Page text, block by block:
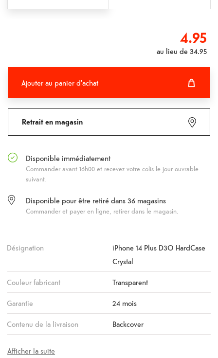
4.95
au lieu de34.95
Ajouter au panier d'achat
Retrait en magasin
Disponible immédiatement
Commander avant 16h00 et recevez votre colis le jour ouvrable
suivant.
Disponible pour être retiré dans 36 magasins
Commander et payer en ligne, retirer dans le magasin.
Désignation
iPhone 14 Plus D3O HardCase
Crystal
Couleur fabricant Transparent
Garantie 24 mois
Contenu de la livraison Backcover
Afficher la suite